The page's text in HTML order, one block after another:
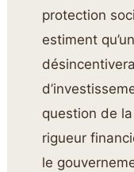
protection
estiment
question de
rigueur
le